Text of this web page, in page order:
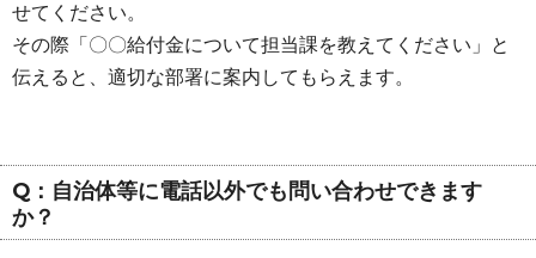
せてください。
その際「〇〇給付金について担当課を教えてください」と
伝えると、適切な部署に案内してもらえます。
Q：自治体等に電話以外でも問い合わせできます
か？